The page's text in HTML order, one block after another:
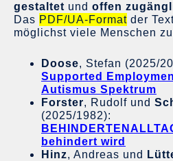
gestaltet und offen
Das PDF/UA-Format der
möglichst viele Menschen
Doose, Stefan (2025/
Supported
Autismus Spektrum
Forster, Rudolf und
(2025/1982):
behindert wird
Hinz, Andreas und